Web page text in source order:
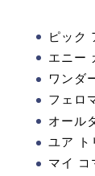
ピック
エニー
ワンダ
フェロ
オール
ユア ト
マイ コ